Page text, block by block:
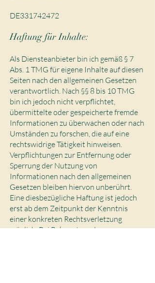
DE331742472
Haftung für Inhalte:
Als Diensteanbieter bin ich gemäß § 7
Abs. 1 TMG für eigene Inhalte auf diesen
Seiten nach den allgemeinen Gesetzen
verantwortlich. Nach §§ 8 bis 10 TMG
bin ich jedoch nicht verpflichtet,
übermittelte oder gespeicherte fremde
Informationen zu überwachen oder nach
Umständen zu forschen, die auf eine
rechtswidrige Tätigkeit hinweisen.
Verpflichtungen zur Entfernung oder
Sperrung der Nutzung von
Informationen nach den allgemeinen
Gesetzen bleiben hiervon unberührt.
Eine diesbezügliche Haftung ist jedoch
erst ab dem Zeitpunkt der Kenntnis
einer konkreten Rechtsverletzung
möglich. Bei Bekanntwerden